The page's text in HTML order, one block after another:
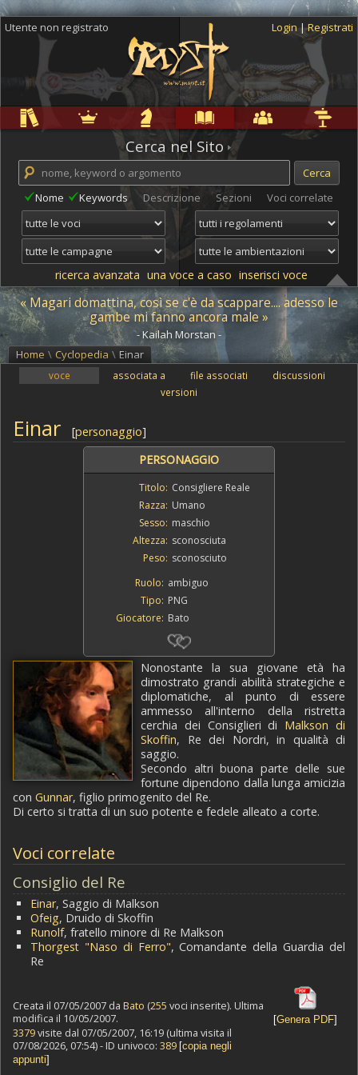
Utente non registrato Login |Registrati
Cerca nel Sito
Nome Keywords Descrizione Sezioni Voci correlate
ricerca avanzata una voce a caso inserisci voce
« Magari domattina, così se c'è da scappare.... adesso le
gambe mi fanno ancora male »
- Kailah Morstan -
Home \ Cyclopedia \ Einar
voce associata a file associati
discussioni
versioni
Einar [personaggio]
PERSONAGGIO
Titolo: Consigliere Reale
Razza: Umano
Sesso: maschio
Altezza: sconosciuta
Peso: sconosciuto
Ruolo: ambiguo
Tipo: PNG
Giocatore: Bato
Nonostante la sua giovane età ha
dimostrato grandi abilità strategiche e
diplomatiche, al punto di essere
ammesso all'interno della ristretta
cerchia dei Consiglieri di Malkson di
Skoffin, Re dei Nordri, in qualità di
saggio.
Secondo altri buona parte delle sue
fortune dipendono dalla lunga amicizia
con Gunnar, figlio primogenito del Re.
Di certo si tratta di un suo potente e fedele alleato a corte.
Voci correlate
Consiglio del Re
Einar, Saggio di Malkson
Ofeig, Druido di Skoffin
Runolf, fratello minore di Re Malkson
Thorgest "Naso di Ferro", Comandante della Guardia del
Re
Creata il 07/05/2007 da Bato (255 voci inserite). Ultima
modifica il 10/05/2007.
3379visite dal 07/05/2007, 16:19 (ultima visita il
07/08/2026, 07:54) - ID univoco: 389 [copia negli
appunti]
[Genera PDF]